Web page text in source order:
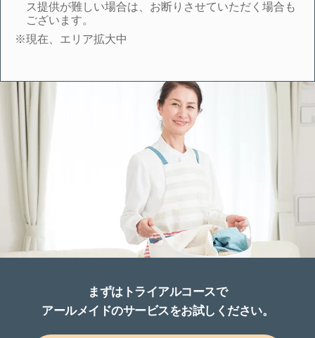
ス提供が難しい場合は、お断りさせていただく場合も
ございます。
※現在、エリア拡大中
まずはトライアルコースで
アールメイドのサービスをお試しください。